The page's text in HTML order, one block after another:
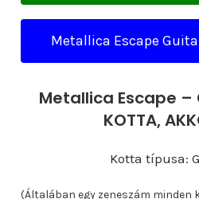
Metallica Escape
Metallica Escape –
KOTTA,
Kotta típusa:
(Általában egy zeneszám